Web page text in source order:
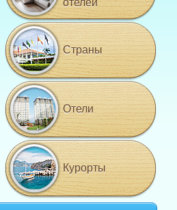
отелей
Страны
Отели
Курорты